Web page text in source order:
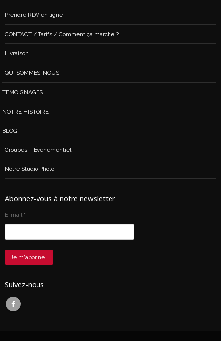
Prendre RDV en ligne
CONTACT / Tarifs / Comment ça marche ?
Livraison
QUI SOMMES-NOUS
TEMOIGNAGES
NOTRE HISTOIRE
BLOG
Groupes – Événementiel
Notre Studio Photo
Abonnez-vous à notre newsletter
E-mail *
Suivez-nous